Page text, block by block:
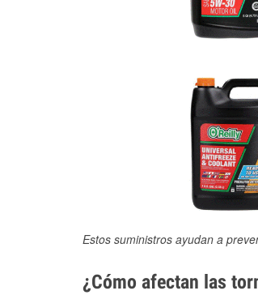
Estos suministros ayudan a
¿Cómo afectan las